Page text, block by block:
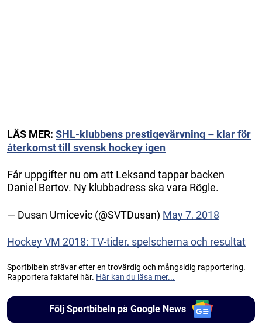
LÄS MER: SHL-klubbens prestigevärvning – klar för
återkomst till svensk hockey igen
Får uppgifter nu om att Leksand tappar backen
Daniel Bertov. Ny klubbadress ska vara Rögle.
— Dusan Umicevic (@SVTDusan) May 7, 2018
Hockey VM 2018: TV-tider, spelschema och resultat
Sportbibeln strävar efter en trovärdig och mångsidig rapportering.
Rapportera faktafel här. Här kan du läsa mer...
Följ Sportbibeln på Google News